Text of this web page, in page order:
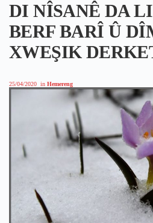
DI NÎSANÊ DA
BERF BARÎ Û
XWEŞIK
25/04/2020 in Hemereng